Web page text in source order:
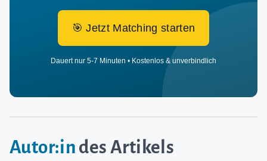
🎯 Jetzt Matching starten
Dauert nur 5-7 Minuten • Kostenlos & unverbindlich
Autor:in des Artikels